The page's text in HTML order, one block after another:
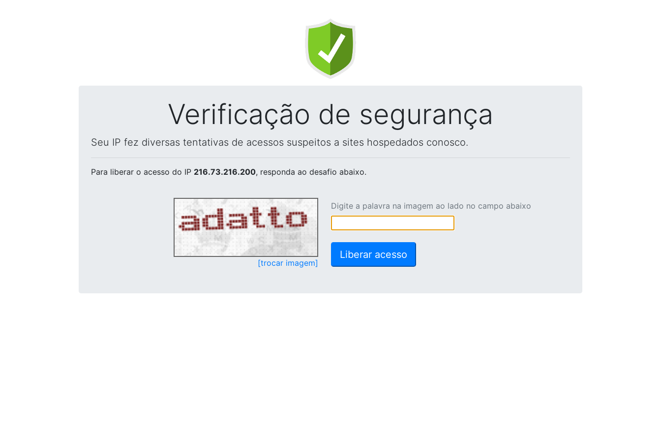
Verificação de segurança
Seu IP fez diversas tentativas de acessos suspeitos a sites hospedados conosco.
Para liberar o acesso do IP 216.73.216.200, responda ao desafio abaixo.
[trocar imagem]
Digite a palavra na imagem ao lado no campo abaixo